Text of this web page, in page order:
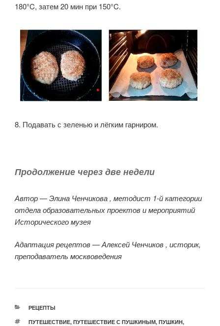
180°C, затем 20 мин при 150°C.
8. Подавать с зеленью и лёгким гарниром.
Продолжение через две недели
Автор — Элина Ченчикова , методист 1-й категории
отдела образовательных проектов и мероприятий
Исторического музея
Адаптация рецептов — Алексей Ченчиков , историк,
преподаватель москвоведения
РУБРИКИ
РЕЦЕПТЫ
МЕТКИ
ПУТЕШЕСТВИЕ, ПУТЕШЕСТВИЕ С ПУШКИНЫМ, ПУШКИН,